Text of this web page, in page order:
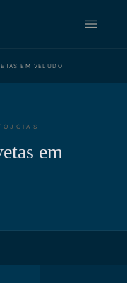
EM VELUDO
em